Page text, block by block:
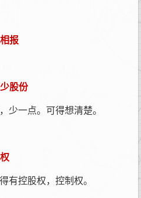
报
股份
少一点。可得想清楚。
有控股权，控制权。